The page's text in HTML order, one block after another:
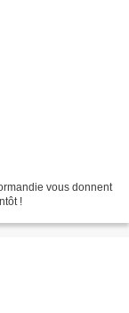
vous donnent
!